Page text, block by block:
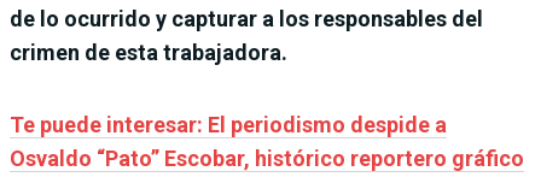
de lo ocurrido y capturar a los responsables del
crimen de esta trabajadora.
Te puede interesar: El periodismo despide a
Osvaldo “Pato” Escobar, histórico reportero gráfico